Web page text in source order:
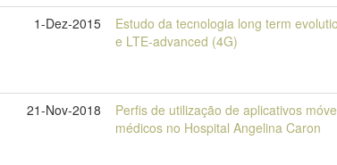
1-Dez-2015
Estudo da tecnologia long term
e LTE-advanced (4G)
21-Nov-2018
Perfis de utilização de aplicativos
médicos no Hospital Angelina Caron